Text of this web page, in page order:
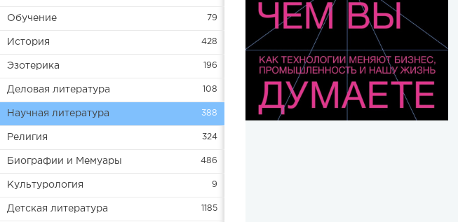
Обучение 79
История 428
Эзотерика 196
Деловая литература 108
Научная литература 388
Религия 324
Биографии и Мемуары 486
Культурология 9
Детская литература 1185